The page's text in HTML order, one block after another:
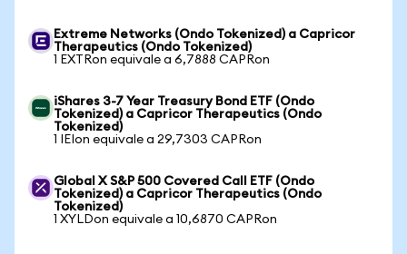
Extreme Networks (Ondo Tokenized) a Capricor
Therapeutics (Ondo Tokenized)
1 EXTRon equivale a 6,7888 CAPRon
iShares 3-7 Year Treasury Bond ETF (Ondo
Tokenized) a Capricor Therapeutics (Ondo
Tokenized)
1 IEIon equivale a 29,7303 CAPRon
Global X S&P 500 Covered Call ETF (Ondo
Tokenized) a Capricor Therapeutics (Ondo
Tokenized)
1 XYLDon equivale a 10,6870 CAPRon